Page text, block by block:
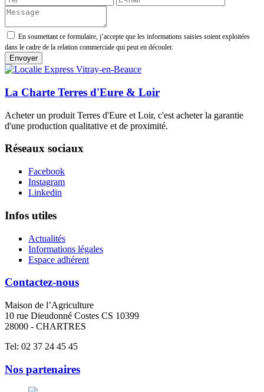
En soumettant ce formulaire, j’accepte que les informations saisies soient exploitées
dans le cadre de la relation commerciale qui peut en découler.
La Charte Terres d'Eure & Loir
Acheter un produit Terres d'Eure et Loir, c'est acheter la garantie
d'une production qualitative et de proximité.
Réseaux sociaux
Facebook
Instagram
Linkedin
Infos utiles
Actualités
Informations légales
Espace adhérent
Contactez-nous
Maison de l’Agriculture
10 rue Dieudonné Costes CS 10399
28000 - CHARTRES
Tel: 02 37 24 45 45
Nos partenaires